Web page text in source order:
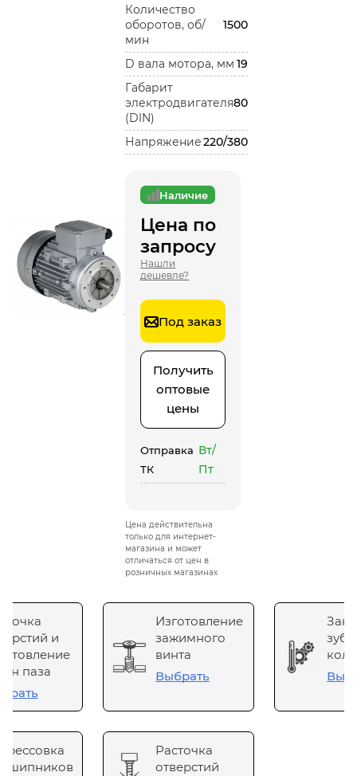
Количество
оборотов, об/
мин
1500
D вала мотора, мм 19
Габарит
электродвигателя
(DIN)
80
Напряжение220/380
Наличие
Цена по
запросу
Нашли
дешевле?
Под заказ
Получить
оптовые
цены
Отправка
ТК
Вт/
Пт
Цена действительна
только для интернет-
магазина и может
отличаться от цен в
розничных магазинах
и
паза
Изготовление
зажимного
винта
Выбрать
Расточка
отверстий